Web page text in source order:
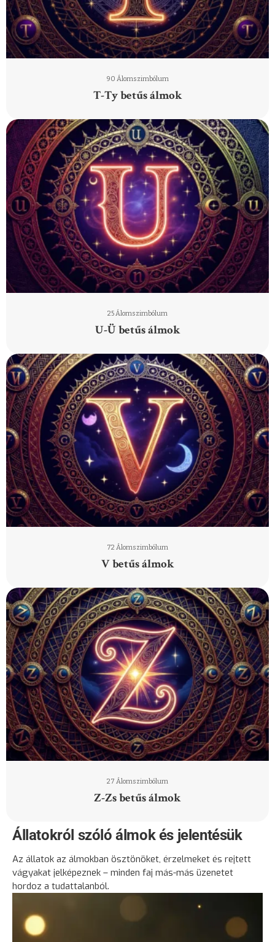
90 Álomszimbólum
T-Ty betűs álmok
25 Álomszimbólum
U-Ü betűs álmok
72 Álomszimbólum
V betűs álmok
27 Álomszimbólum
Z-Zs betűs álmok
Állatokról szóló álmok és jelentésük
Az állatok az álmokban ösztönöket, érzelmeket és rejtett
vágyakat jelképeznek – minden faj más-más üzenetet
hordoz a tudattalanból.